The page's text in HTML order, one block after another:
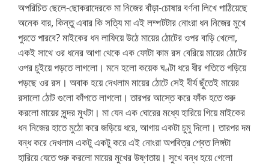
অপরিচিত ছেলে-ছোকরাদেরকে মা নিজের বাঁড়া-চোষার বর্ণনা লিখে পাঠিয়েছে
অনেক বার, কিন্তু এবার কি সত্যি মা এই লম্পটটার নোংরা ধন নিজের মুখে
পুরতে পারবে? মাইকের ধন লাফিয়ে উঠে মায়ের ঠোটের ওপর বাড়ি খেলো,
একই সাথে ওর ধনের আগা থেকে এক ফোটা কাম রস বেরিয়ে মায়ের ঠোটের
ওপর চুইয়ে পড়তে লাগলো। মনে হলো কয়েক ঘণ্টা ধরে ধীর গতিতে গড়িয়ে
পড়ছে ওর রস। অবাক হয়ে দেখলাম মায়ের ঠোটে সেই বীর্য ছুঁতেই মায়ের
রসালো ঠোট গুলো কাঁপতে লাগলো। তারপর আস্তে করে ফাঁক হতে শুরু
করলো মায়ের সুন্দর মুখটা। মা যেন এক ঘোরের মধ্যে হারিয়ে গিয়ে মাইকের
ধন নিজের হাতে মুঠো করে জড়িয়ে ধরে, আগায় একটা চুমু দিলো। তারপর দম
বন্ধ করে দেখলাম একটু একটু করে এই নোংরা অপবিত্র শ্বেত লিঙ্গটা
হারিয়ে যেতে শুরু করলো মায়ের মুখের উষ্ণতায়। সুখে বন্ধ হয়ে গেলো